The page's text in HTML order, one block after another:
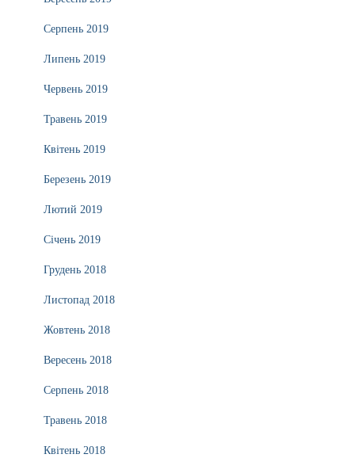
Серпень 2019
Липень 2019
Червень 2019
Травень 2019
Квітень 2019
Березень 2019
Лютий 2019
Січень 2019
Грудень 2018
Листопад 2018
Жовтень 2018
Вересень 2018
Серпень 2018
Травень 2018
Квітень 2018